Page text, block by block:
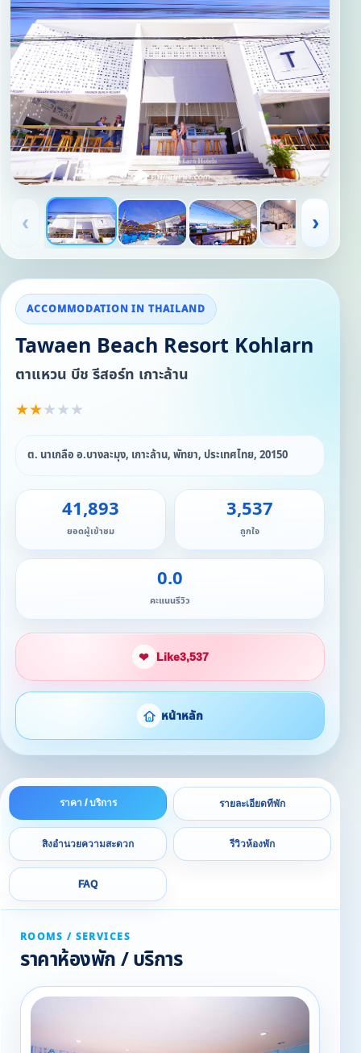
‹ ›
ACCOMMODATION IN THAILAND
Tawaen Beach Resort Kohlarn
ตาแหวน บีช รีสอร์ท เกาะล้าน
★★★★★
ต. นาเกลือ อ.บางละมุง, เกาะล้าน, พัทยา, ประเทศไทย, 20150
41,893
ยอดผู้เข้าชม
3,537
ถูกใจ
0.0
คะแนนรีวิว
❤ Like3,537
หน้าหลัก
ราคา / บริการ รายละเอียดที่พัก
สิ่งอำนวยความสะดวก รีวิวห้องพัก
FAQ
ROOMS / SERVICES
ราคาห้องพัก / บริการ